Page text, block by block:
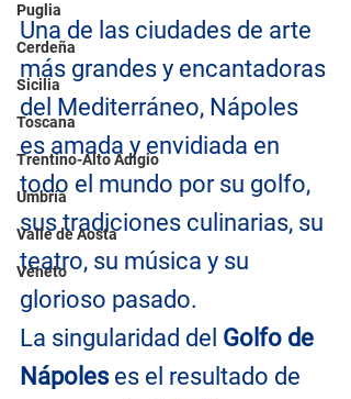
Puglia
Cerdeña
Sicilia
Toscana
Trentino-Alto Adigio
Umbría
Valle de Aosta
Véneto
Una de las ciudades de arte
más grandes y encantadoras
del Mediterráneo, Nápoles
es amada y envidiada en
todo el mundo por su golfo,
sus tradiciones culinarias, su
teatro, su música y su
glorioso pasado.
La singularidad del Golfo de
Nápoles es el resultado de